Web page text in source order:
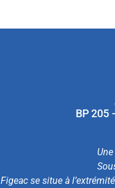
BP 205
Figeac se situe à